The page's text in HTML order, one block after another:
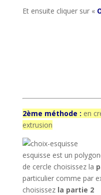
Et ensuite cliquer sur «
2ème méthode : en
extrusion
esquisse est un
de cercle choisissez la
particulier comme par
choisissez la partie 2